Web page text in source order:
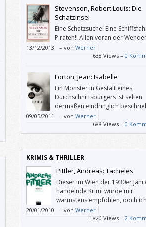
durchläuft sie gemeinsam mit ihren beiden
immer noch besten Freundinnen Vicka und
die Höhen und Tiefen des Alltags – sowohl
Uni-/Arbeitswelt wie auch in Sachen Liebe.
Stevenson, Robert Louis: Die
Schatzinsel
Eine Schatzsuche! Eine
Piraten!! Allen voran der
Schurke John Silver!!! Und als
Dreingabe, so Nohl, „sprachliche
atmosphärische Dichte und lebendige
Charakterisierung”. Braucht das Leserherz
13/12/2013 – von Werner
638 Views – 0
Forton, Jean: Isabelle
Ein Monster in Gestalt eines
Durchschnittsbürgers ist selten
dermaßen eindringlich
worden wie von Jean Forton.
09/05/2011 – von Werner
688 Views – 0
KRIMIS & THRILLER
Pittler, Andreas: Tacheles
Dieser im Wien der 1930er
handelnde Krimi wurde mir
wärmstens empfohlen, doch ich
persönlich wurde nicht recht
damit.
20/01/2010 – von Werner
1.820 Views – 2